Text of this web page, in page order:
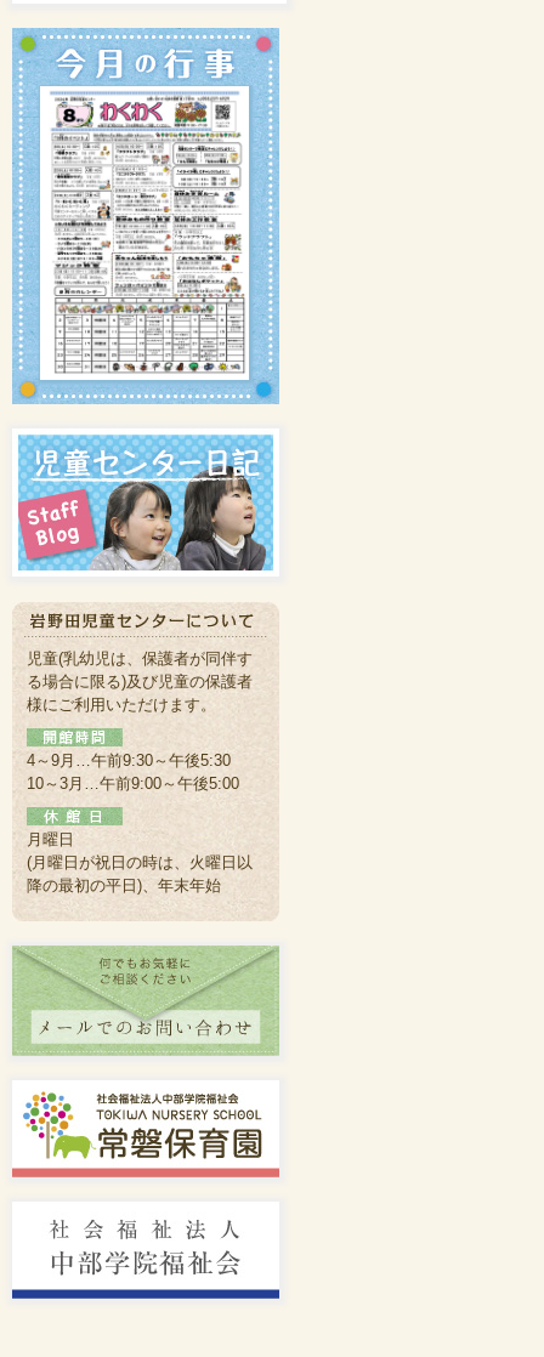
児童(乳幼児は、保護者が同伴す
る場合に限る)及び児童の保護者
様にご利用いただけます。
4～9月…午前9:30～午後5:30
10～3月…午前9:00～午後5:00
月曜日
(月曜日が祝日の時は、火曜日以
降の最初の平日)、年末年始